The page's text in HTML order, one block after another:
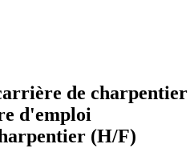
de charpentier
d'emploi
(H/F)